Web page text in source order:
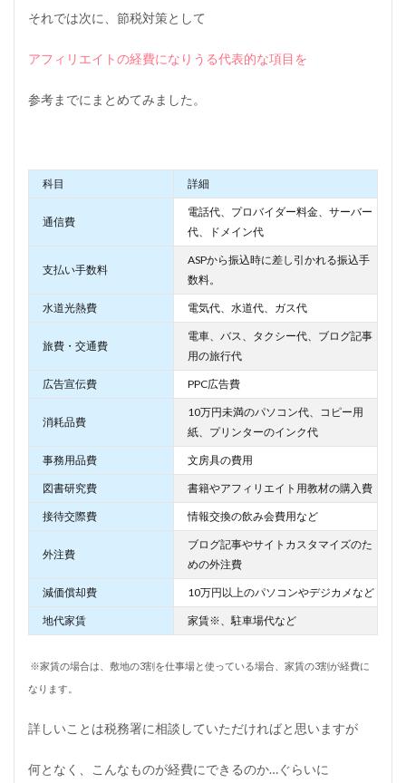
それでは次に、節税対策として
アフィリエイトの経費になりうる代表的な項目を
参考までにまとめてみました。
科目 詳細
通信費
電話代、プロバイダー料金、サーバー
代、ドメイン代
支払い手数料
ASPから振込時に差し引かれる振込手
数料。
水道光熱費 電気代、水道代、ガス代
旅費・交通費
電車、バス、タクシー代、ブログ記事
用の旅行代
広告宣伝費 PPC広告費
消耗品費
10万円未満のパソコン代、コピー用
紙、プリンターのインク代
事務用品費 文房具の費用
図書研究費 書籍やアフィリエイト用教材の購入費
接待交際費 情報交換の飲み会費用など
外注費
ブログ記事やサイトカスタマイズのた
めの外注費
減価償却費 10万円以上のパソコンやデジカメなど
地代家賃 家賃※、駐車場代など
※家賃の場合は、敷地の3割を仕事場と使っている場合、家賃の3割が経費に
なります。
詳しいことは税務署に相談していただければと思いますが
何となく、こんなものが経費にできるのか…ぐらいに